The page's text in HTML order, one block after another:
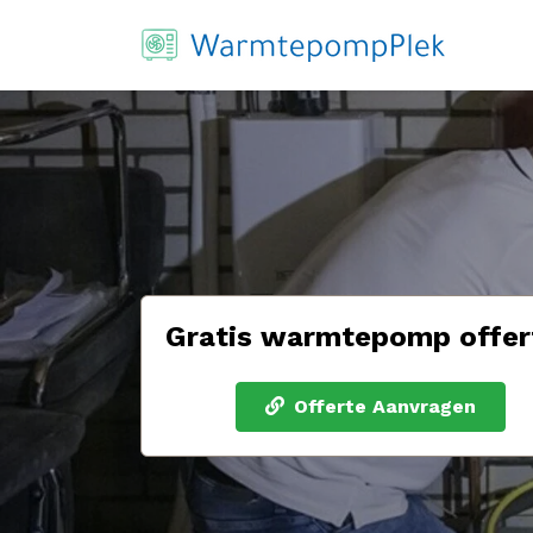
Gratis warmtepomp
Offerte Aanvragen